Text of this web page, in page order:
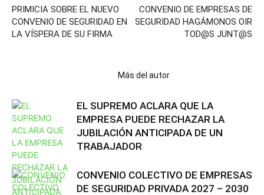
PRIMICIA SOBRE EL NUEVO
CONVENIO DE SEGURIDAD EN
LA VÍSPERA DE SU FIRMA
CONVENIO DE EMPRESAS DE
SEGURIDAD HAGÁMONOS OIR
TOD@S JUNT@S
Más del autor
EL SUPREMO ACLARA QUE LA
EMPRESA PUEDE RECHAZAR LA
JUBILACIÓN ANTICIPADA DE UN
TRABAJADOR
CONVENIO COLECTIVO DE EMPRESAS
DE SEGURIDAD PRIVADA 2027 – 2030